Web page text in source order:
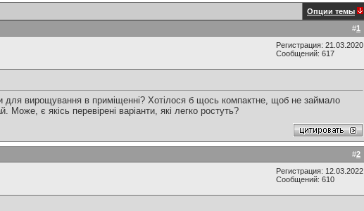
Опции темы
#1
Регистрация: 21.03.2020
Сообщений: 617
для вирощування в приміщенні? Хотілося б щось компактне, щоб не займало
є якісь перевірені варіанти, які легко ростуть?
#2
Регистрация: 12.03.2022
Сообщений: 610